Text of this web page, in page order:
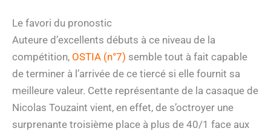
Le favori du pronostic
Auteure d’excellents débuts à ce niveau de la
compétition, OSTIA (n°7) semble tout à fait capable
de terminer à l’arrivée de ce tiercé si elle fournit sa
meilleure valeur. Cette représentante de la casaque de
Nicolas Touzaint vient, en effet, de s’octroyer une
surprenante troisième place à plus de 40/1 face aux